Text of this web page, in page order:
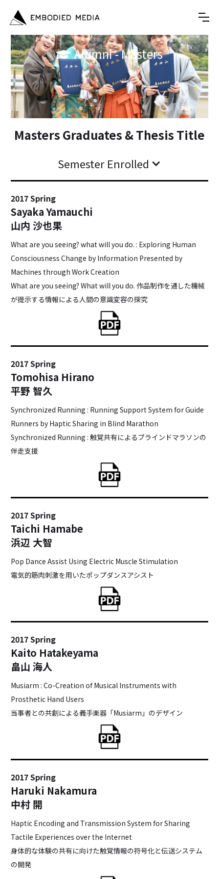
Alumni - Masters
Masters Graduates & Thesis Title
Semester Enrolled
2017 Spring
Sayaka Yamauchi
山内 沙也果
What are you seeing? what will you do. : Exploring Human
Consciousness Change by Information Presented by
Machines through Work Creation
What are you seeing? What will you do. 作品制作を通した機械
が提示する情報による人間の意識変容の探究
2017 Spring
Tomohisa Hirano
平野 智久
Synchronized Running : Running Support System for Guide
Runners by Haptic Sharing in Blind Marathon
Synchronized Running : 触覚共有によるブラインドマラソンの
伴走支援
2017 Spring
Taichi Hamabe
浜辺 大智
Pop Dance Assist Using Electric Muscle Stimulation
電気的筋肉刺激を用いたポップダンスアシスト
2017 Spring
Kaito Hatakeyama
畠山 海人
Musiarm : Co-Creation of Musical Instruments with
Prosthetic Hand Users
当事者との共創による義手楽器「Musiarm」のデザイン
2017 Spring
Haruki Nakamura
中村 開
Haptic Encoding and Transmission System for Sharing
Tactile Experiences over the Internet
身体的な体験の共有に向けた触覚情報の符号化と伝送システム
の開発